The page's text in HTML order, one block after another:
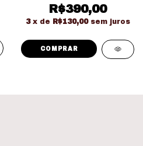
R$390,00
3 x de R$130,00 sem juros